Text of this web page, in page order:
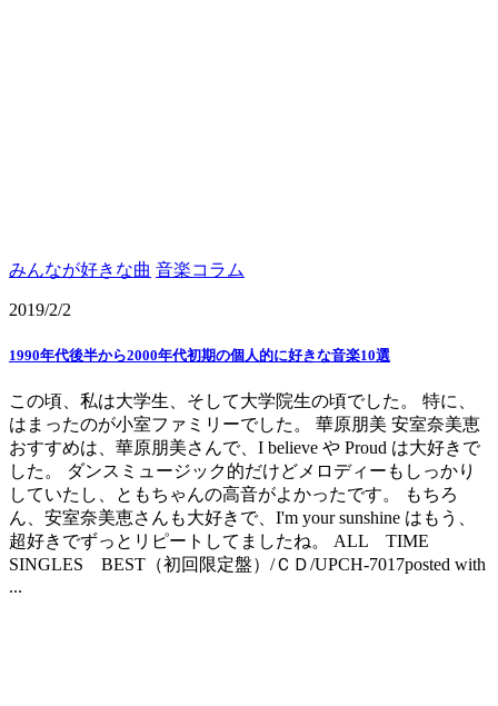
みんなが好きな曲 音楽コラム
2019/2/2
1990年代後半から2000年代初期の個人的に好きな音楽10選
この頃、私は大学生、そして大学院生の頃でした。 特に、
はまったのが小室ファミリーでした。 華原朋美 安室奈美恵
おすすめは、華原朋美さんで、I believe や Proud は大好きで
した。 ダンスミュージック的だけどメロディーもしっかり
していたし、ともちゃんの高音がよかったです。 もちろ
ん、安室奈美恵さんも大好きで、I'm your sunshine はもう、
超好きでずっとリピートしてましたね。 ALL TIME
SINGLES BEST（初回限定盤）/ＣＤ/UPCH-7017posted with
...